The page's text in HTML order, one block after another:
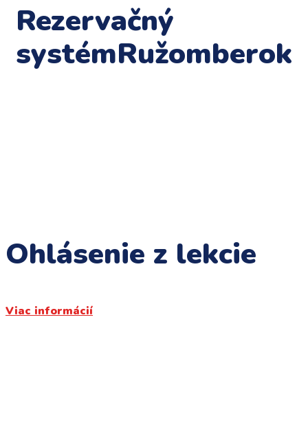
Rezervačný
systémRužomberok
Ohlásenie z lekcie
Viac informácií